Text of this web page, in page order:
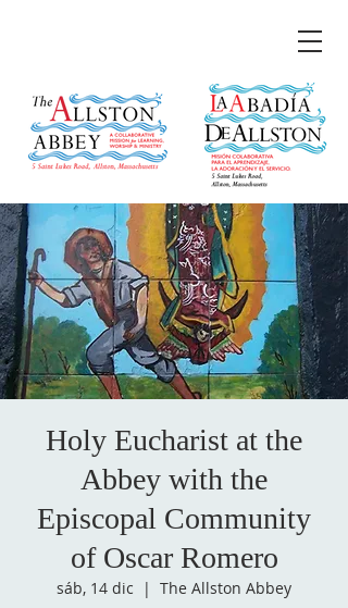
Holy Eucharist at the
Abbey with the
Episcopal Community
of Oscar Romero
sáb, 14 dic
  |
The Allston Abbey